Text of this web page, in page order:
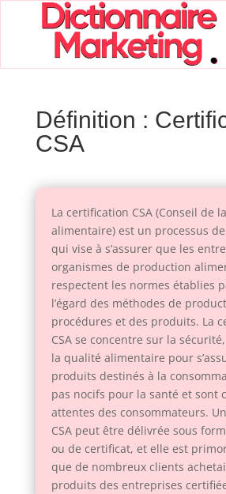
Définition :
CSA
La certification CSA (Conseil de
alimentaire) est un processus
qui vise à s’assurer que les
organismes de production
respectent les normes établies
l’égard des méthodes de
procédures et des produits. La
CSA se concentre sur la
la qualité alimentaire pour
produits destinés à la
pas nocifs pour la santé et sont
attentes des consommateurs.
CSA peut être délivrée sous
ou de certificat, et elle est
que de nombreux clients
produits des entreprises